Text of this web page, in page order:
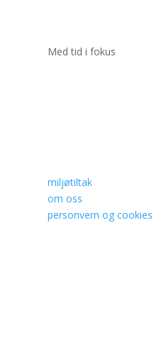
Med tid i fokus
miljøtiltak
om oss
personvern og cookies